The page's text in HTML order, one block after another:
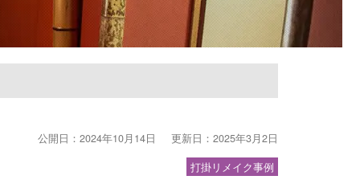
公開日：2024年10月14日 更新日：2025年3月2日
打掛リメイク事例